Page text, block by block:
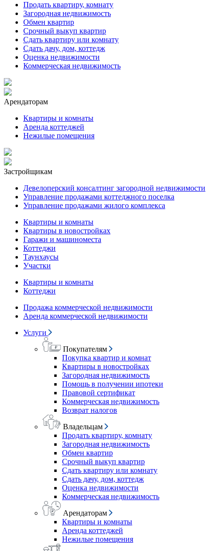
Продать квартиру, комнату
Загородная недвижимость
Обмен квартир
Срочный выкуп квартир
Сдать квартиру или комнату
Сдать дачу, дом, коттедж
Оценка недвижимости
Коммерческая недвижимость
Арендаторам
Квартиры и комнаты
Аренда коттеджей
Нежилые помещения
Застройщикам
Девелоперский консалтинг загородной недвижимости
Управление продажами коттеджного поселка
Управление продажами жилого комплекса
Квартиры и комнаты
Квартиры в новостройках
Гаражи и машиноместа
Коттеджи
Таунхаусы
Участки
Квартиры и комнаты
Коттеджи
Продажа коммерческой недвижимости
Аренда коммерческой недвижимости
Услуги
Покупателям
Покупка квартир и комнат
Квартиры в новостройках
Загородная недвижимость
Помощь в получении ипотеки
Правовой сертификат
Коммерческая недвижимость
Возврат налогов
Владельцам
Продать квартиру, комнату
Загородная недвижимость
Обмен квартир
Срочный выкуп квартир
Сдать квартиру или комнату
Сдать дачу, дом, коттедж
Оценка недвижимости
Коммерческая недвижимость
Арендаторам
Квартиры и комнаты
Аренда коттеджей
Нежилые помещения